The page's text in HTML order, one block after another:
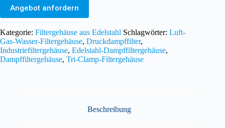
Angebot anfordern
Kategorie: Filtergehäuse aus Edelstahl Schlagwörter: Luft-
Gas-Wasser-Filtergehäuse, Druckdampffilter,
Industriefiltergehäuse, Edelstahl-Dampffiltergehäuse,
Dampffiltergehäuse, Tri-Clamp-Filtergehäuse
Beschreibung